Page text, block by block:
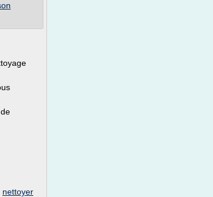
nettoyer